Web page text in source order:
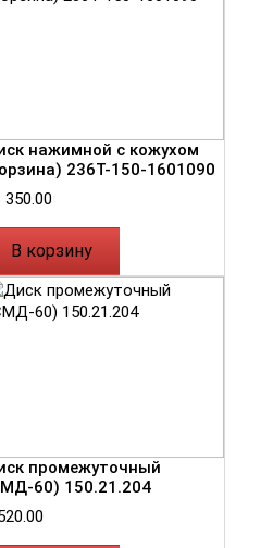
нажимной с кожухом
236Т-150-1601090
350.00
В корзину
промежуточный
60) 150.21.204